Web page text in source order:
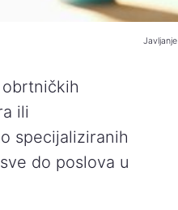
ili
specijaliziranih
do poslova u